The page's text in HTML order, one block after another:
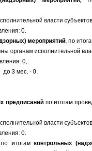
власти
0.
мероприятий, по
органам исполнительной
0,
до 3 мес. - 0,
предписаний по итогам
власти
0.
по итогам контрольных